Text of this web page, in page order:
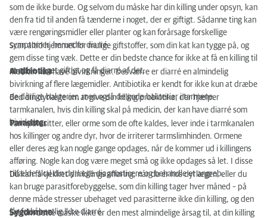
som de ikke burde. Og selvom du måske har din killing under opsyn, kan
den fra tid til anden få tænderne i noget, der er giftigt. Sådanne ting kan
være rengøringsmidler eller planter og kan forårsage forskellige
symptomer, herunder diarré.
Scan altid hjemmet for mulige giftstoffer, som din kat kan tygge på, og
gem disse ting væk. Dette er din bedste chance for ikke at få en killing til
at spise noget giftigt og få diarré af det.
Antibiotika
Medicin kan have bivirkninger. Desværre er diarré en almindelig
bivirkning af flere lægemidler. Antibiotika er kendt for ikke kun at dræbe
de dårlige bakterier, men også de gode bakterier i tarmene.
Bed din dyrlæge om at give din killing probiotika, der hjælper
tarmkanalen, hvis din killing skal på medicin, der kan have diarré som
bivirkning.
Parasitter
Tarmparasitter, eller orme som de ofte kaldes, lever inde i tarmkanalen
hos killinger og andre dyr, hvor de irriterer tarmslimhinden. Ormene
eller deres æg kan nogle gange opdages, når de kommer ud i killingens
afføring. Nogle kan dog være meget små og ikke opdages så let. I disse
tilfælde skal din dyrlæge diagnosticere og behandle et angreb.
Du kan få tjekket din killings afføring, når du er hos dyrlægen, eller du
kan bruge parasitforebyggelse, som din killing tager hver måned – på
denne måde stresser ubehaget ved parasitterne ikke din killing, og den
får forhåbentlig ikke diarré.
Sygdomme
Selvom dette måske ikke er den mest almindelige årsag til, at din killing